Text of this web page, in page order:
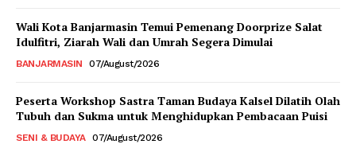
Wali Kota Banjarmasin Temui Pemenang Doorprize Salat
Idulfitri, Ziarah Wali dan Umrah Segera Dimulai
BANJARMASIN 07/August/2026
Peserta Workshop Sastra Taman Budaya Kalsel Dilatih Olah
Tubuh dan Sukma untuk Menghidupkan Pembacaan Puisi
SENI & BUDAYA 07/August/2026